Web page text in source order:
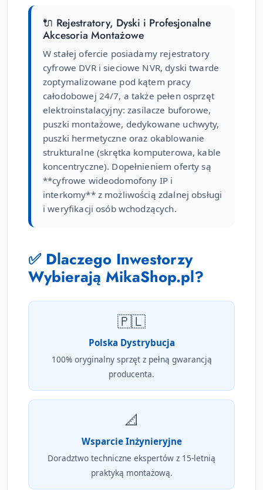
🔌 Rejestratory, Dyski i Profesjonalne
Akcesoria Montażowe
W stałej ofercie posiadamy rejestratory
cyfrowe DVR i sieciowe NVR, dyski twarde
zoptymalizowane pod kątem pracy
całodobowej 24/7, a także pełen osprzęt
elektroinstalacyjny: zasilacze buforowe,
puszki montażowe, dedykowane uchwyty,
puszki hermetyczne oraz okablowanie
strukturalne (skrętka komputerowa, kable
koncentryczne). Dopełnieniem oferty są
**cyfrowe wideodomofony IP i
interkomy** z możliwością zdalnej obsługi
i weryfikacji osób wchodzących.
✅ Dlaczego Inwestorzy
Wybierają MikaShop.pl?
🇵🇱
Polska Dystrybucja
100% oryginalny sprzęt z pełną gwarancją
producenta.
📐
Wsparcie Inżynieryjne
Doradztwo techniczne ekspertów z 15-letnią
praktyką montażową.